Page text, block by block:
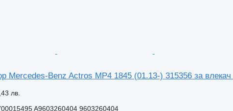
Mercedes-Benz Actros MP4 1845 (01.13-) 315356 за
лв.
A9603260404 9603260404